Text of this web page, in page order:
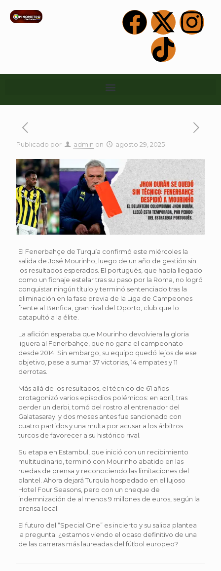
Publicado por admin on agosto 29, 2025
El Fenerbahçe de Turquía confirmó este miércoles la
salida de José Mourinho, luego de un año de gestión sin
los resultados esperados. El portugués, que había llegado
como un fichaje estelar tras su paso por la Roma, no logró
conquistar ningún título y terminó sentenciado tras la
eliminación en la fase previa de la Liga de Campeones
frente al Benfica, gran rival del Oporto, club que lo
catapultó a la élite.
La afición esperaba que Mourinho devolviera la gloria
liguera al Fenerbahçe, que no gana el campeonato
desde 2014. Sin embargo, su equipo quedó lejos de ese
objetivo, pese a sumar 37 victorias, 14 empates y 11
derrotas.
Más allá de los resultados, el técnico de 61 años
protagonizó varios episodios polémicos: en abril, tras
perder un derbi, tomó del rostro al entrenador del
Galatasaray; y dos meses antes fue sancionado con
cuatro partidos y una multa por acusar a los árbitros
turcos de favorecer a su histórico rival.
Su etapa en Estambul, que inició con un recibimiento
multitudinario, terminó con Mourinho abatido en las
ruedas de prensa y reconociendo las limitaciones del
plantel. Ahora dejará Turquía hospedado en el lujoso
Hotel Four Seasons, pero con un cheque de
indemnización de al menos 9 millones de euros, según la
prensa local.
El futuro del “Special One” es incierto y su salida plantea
la pregunta: ¿estamos viendo el ocaso definitivo de una
de las carreras más laureadas del fútbol europeo?